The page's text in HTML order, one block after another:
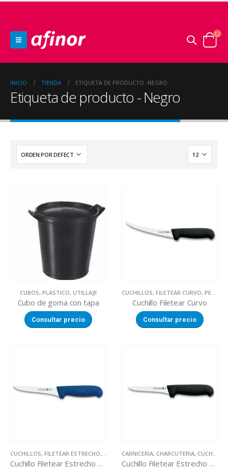
INICIO TIENDA ETIQUETA DE PRODUCTO -NEGRO
Etiqueta de producto - Negro
CUBOS, PLASTICO, UTILLAJE
Cubo de goma con tapa
Consultar precio
CUCHILLOS, FILETEAR CURVO, PESCADERIA
Cuchillo Filetear Curvo
Consultar precio
CUCHILLOS, FILETEAR ESTRECHO, PESCADERIA
Cuchillo Filetear Estrecho Mango Antibacteriano Azul
CARNICERIA, CHARCUTERIA, CUCHILLOS
Cuchillo Filetear Estrecho Mango Polipropileno Negro